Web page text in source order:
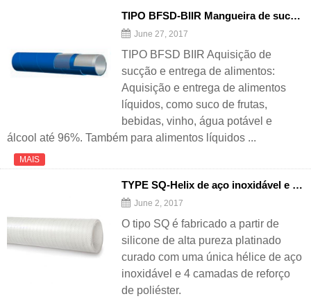
TIPO BFSD-BIIR Mangueira de sucção e entrega de alimentos
June 27, 2017
TIPO BFSD BIIR Aquisição de
sucção e entrega de alimentos:
Aquisição e entrega de alimentos
líquidos, como suco de frutas,
bebidas, vinho, água potável e
álcool até 96%. Também para alimentos líquidos ...
MAIS
TYPE SQ-Helix de aço inoxidável e mangueira de silicone reforçada com poliéster
June 2, 2017
O tipo SQ é fabricado a partir de
silicone de alta pureza platinado
curado com uma única hélice de aço
inoxidável e 4 camadas de reforço
de poliéster.